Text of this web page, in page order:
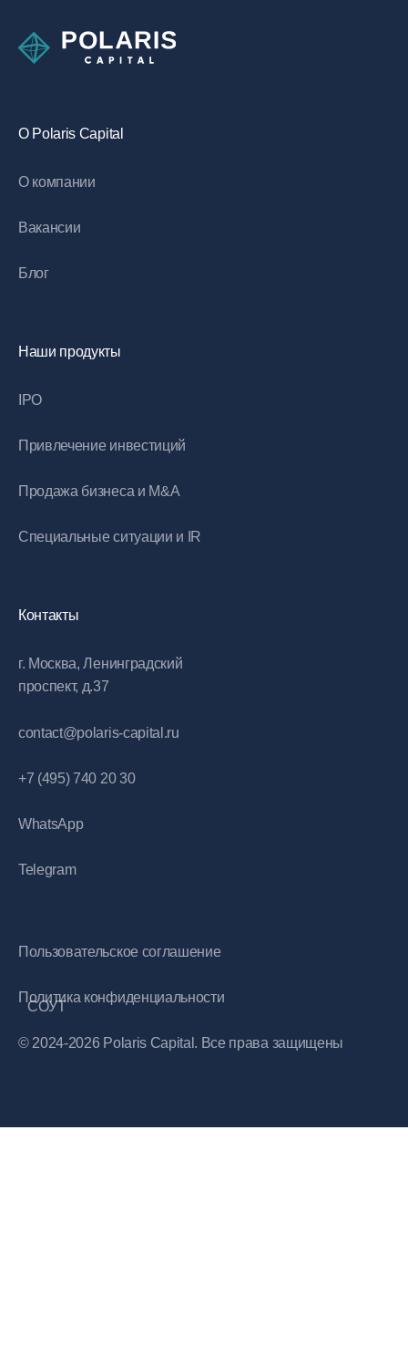
© 2024-2026 Polaris Capital. Все права защищены
Политика конфиденциальности
СОУТ
Пользовательское соглашение
Telegram
WhatsApp
+7 (495) 740 20 30
contact@polaris-capital.ru
г. Москва, Ленинградский
проспект, д.37
Контакты
Специальные ситуации и IR
Продажа бизнеса и M&A
Привлечение инвестиций
IPO
Наши продукты
Блог
Вакансии
О компании
O Polaris Capital